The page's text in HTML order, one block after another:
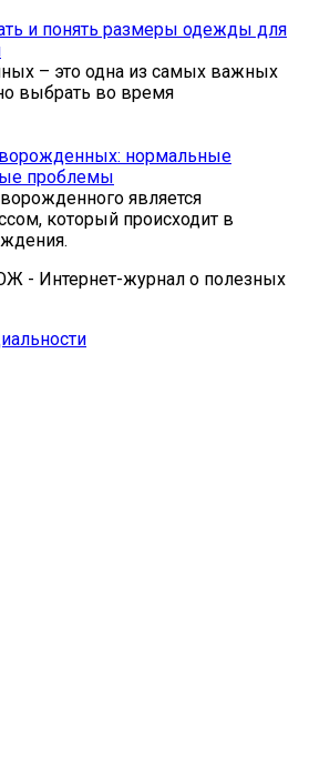
и понять размеры одежды для
– это одна из самых важных
выбрать во время
нормальные
проблемы
является
который происходит в
- Интернет-журнал о полезных